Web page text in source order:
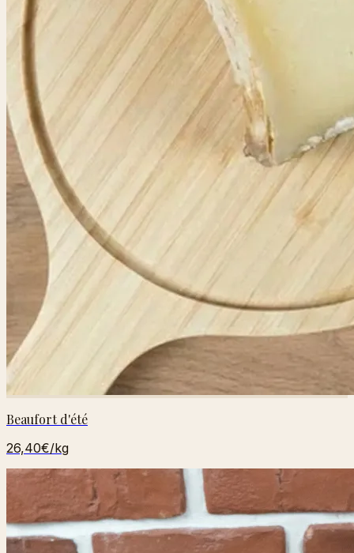
Beaufort d'été
26,40€/kg